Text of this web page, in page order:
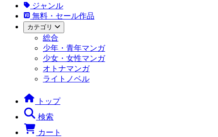
ジャンル
無料・セール作品
カテゴリ
総合
少年・青年マンガ
少女・女性マンガ
オトナマンガ
ライトノベル
トップ
検索
カート